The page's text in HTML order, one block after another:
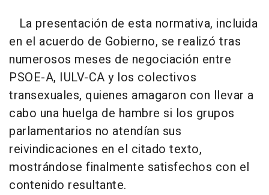
La presentación de esta normativa, incluida
en el acuerdo de Gobierno, se realizó tras
numerosos meses de negociación entre
PSOE-A, IULV-CA y los colectivos
transexuales, quienes amagaron con llevar a
cabo una huelga de hambre si los grupos
parlamentarios no atendían sus
reivindicaciones en el citado texto,
mostrándose finalmente satisfechos con el
contenido resultante.